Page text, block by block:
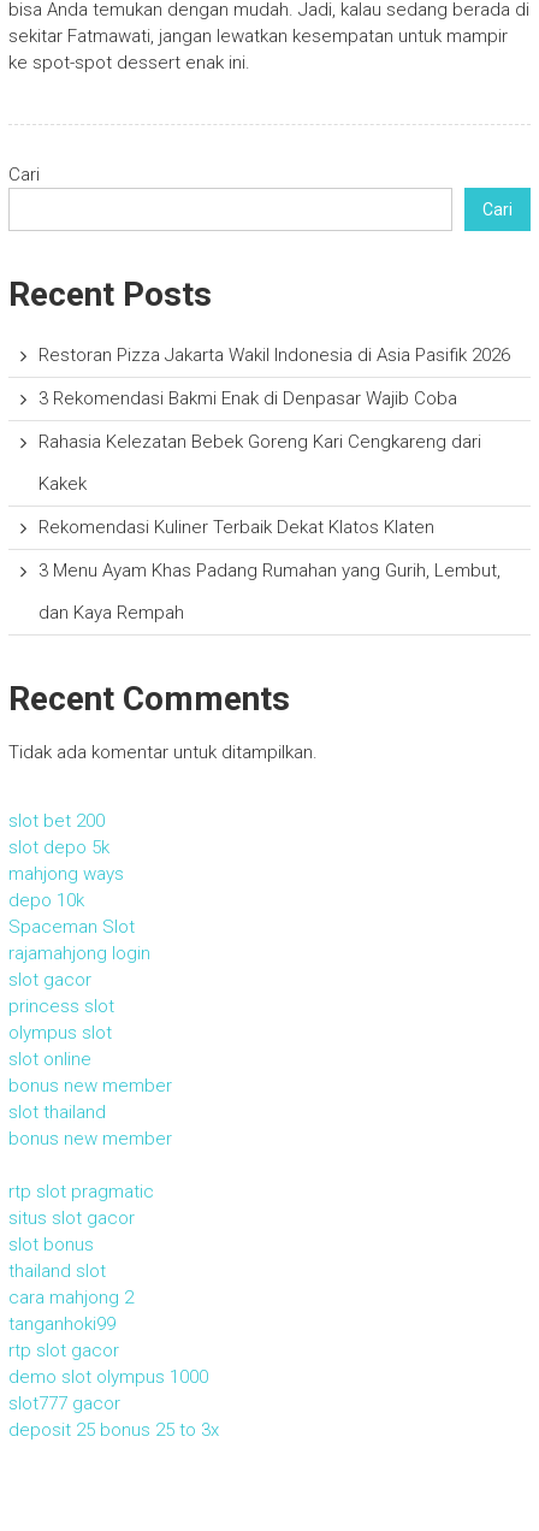
bisa Anda temukan dengan mudah. Jadi, kalau sedang berada di
sekitar Fatmawati, jangan lewatkan kesempatan untuk mampir
ke spot-spot dessert enak ini.
Cari
Cari
Recent Posts
Restoran Pizza Jakarta Wakil Indonesia di Asia Pasifik 2026
3 Rekomendasi Bakmi Enak di Denpasar Wajib Coba
Rahasia Kelezatan Bebek Goreng Kari Cengkareng dari
Kakek
Rekomendasi Kuliner Terbaik Dekat Klatos Klaten
3 Menu Ayam Khas Padang Rumahan yang Gurih, Lembut,
dan Kaya Rempah
Recent Comments
Tidak ada komentar untuk ditampilkan.
slot bet 200
slot depo 5k
mahjong ways
depo 10k
Spaceman Slot
rajamahjong login
slot gacor
princess slot
olympus slot
slot online
bonus new member
slot thailand
bonus new member
rtp slot pragmatic
situs slot gacor
slot bonus
thailand slot
cara mahjong 2
tanganhoki99
rtp slot gacor
demo slot olympus 1000
slot777 gacor
deposit 25 bonus 25 to 3x